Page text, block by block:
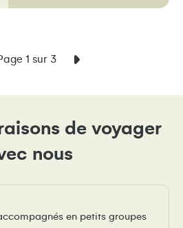
1 sur 3
de voyager
nous
en petits groupes